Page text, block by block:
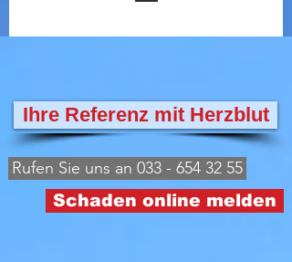
Ihre Referenz mit Herzblut
Rufen Sie uns an 033 - 654 32 55
Schaden online melden